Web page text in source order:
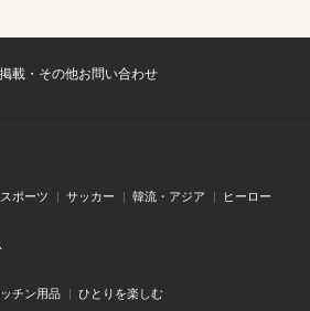
載・その他お問い合わせ
スポーツ サッカー 韓流・アジア ヒーロー
チン用品 ひとりを楽しむ